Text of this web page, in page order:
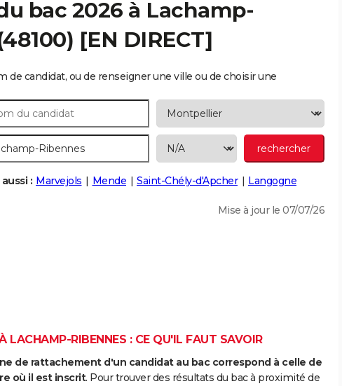
bac 2026 à Lachamp-
[EN DIRECT]
de candidat, ou de renseigner une ville ou de choisir une
: Marvejols Mende Saint-Chély-d'Apcher Langogne
Mise à jour le 07/07/26
LACHAMP-RIBENNES : CE QU'IL FAUT SAVOIR
de rattachement d'un candidat au bac correspond à celle de
où il est inscrit. Pour trouver des résultats du bac à proximité de